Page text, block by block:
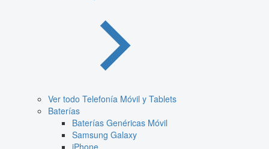
Ver todo Telefonía Móvil y Tablets
Baterías
Baterías Genéricas Móvil
Samsung Galaxy
iPhone